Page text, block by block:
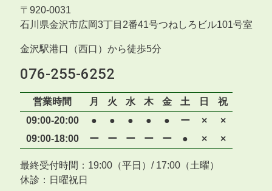
〒 920-0031
石川県金沢市広岡3丁目2番41号つねしろビル101号室
金沢駅港口（西口）から徒歩5分
076-255-6252
営業時間 月 火 水 木 金 土 日
祝
09:00-20:00
● ● ● ● ● ー ×
×
09:00-18:00
ー ー ー ー ー ● × ×
最終受付時間：19:00（平日）/ 17:00（土曜）
休診：日曜祝日